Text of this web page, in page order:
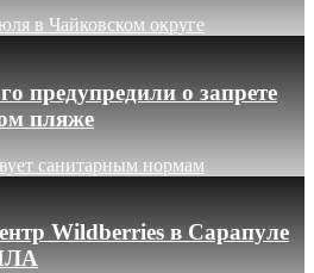
в Чайковском округе
предупредили о запрете
пляже
санитарным нормам
Wildberries в Сарапуле